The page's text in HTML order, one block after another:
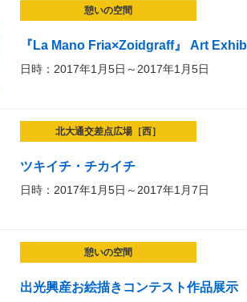
憩いの空間
『La Mano Fria×Zoidgraff』 Art
日時：2017年1月5日～2017年1月5日
北大通交差点広場［西］
ツキイチ・チカイチ
日時：2017年1月5日～2017年1月7日
憩いの空間
出光興産お絵描きコンテスト作品展示